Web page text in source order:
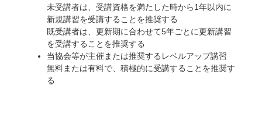
未受講者は、受講資格を満たした時から1年以内に
新規講習を受講することを推奨する
既受講者は、更新期に合わせて5年ごとに更新講習
を受講することを推奨する
当協会等が主催または推奨するレベルアップ講習
無料または有料で、積極的に受講することを推奨す
る